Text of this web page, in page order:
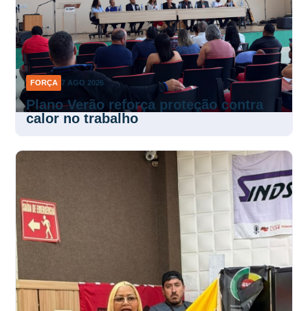
FORÇA 7 AGO 2026
Plano Verão reforça proteção contra
calor no trabalho